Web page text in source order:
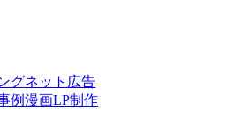
グネット広告
例漫画LP制作